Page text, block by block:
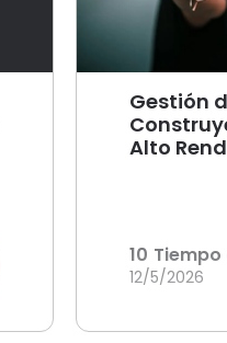
Gestión
Alto
10
12/5/2026